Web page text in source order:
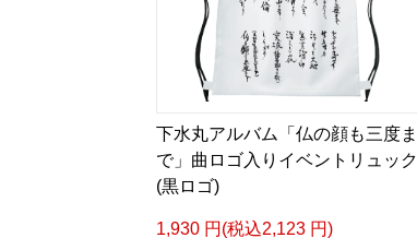
下水丸アルバム「仏の顔も三度ま
で」曲ロゴ入りイベントリュック
(黒ロゴ)
1,930 円(税込2,123 円)